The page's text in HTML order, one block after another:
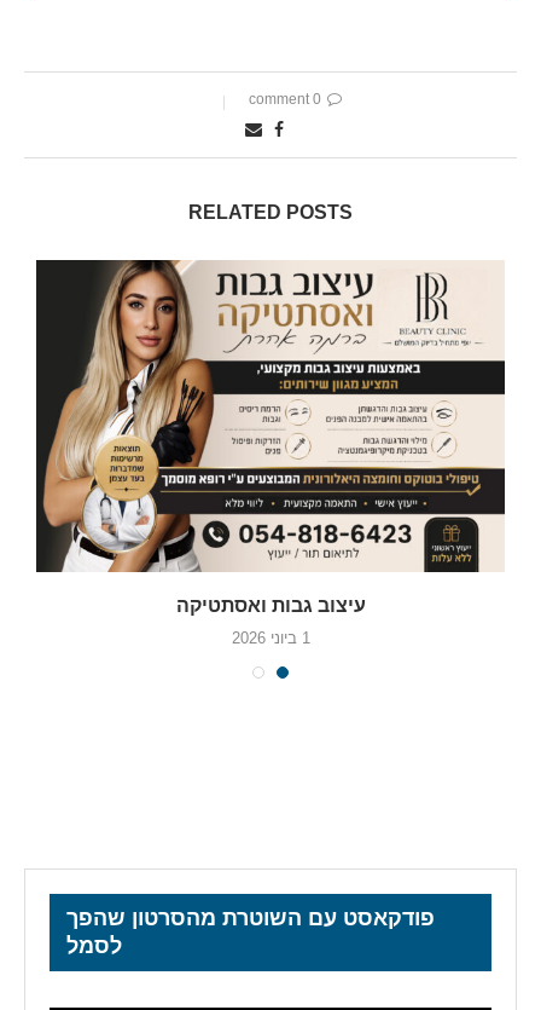
0 comment
RELATED POSTS
עיצוב גבות ואסתטיקה
1 ביוני 2026
פודקאסט עם השוטרת מהסרטון שהפך
לסמל